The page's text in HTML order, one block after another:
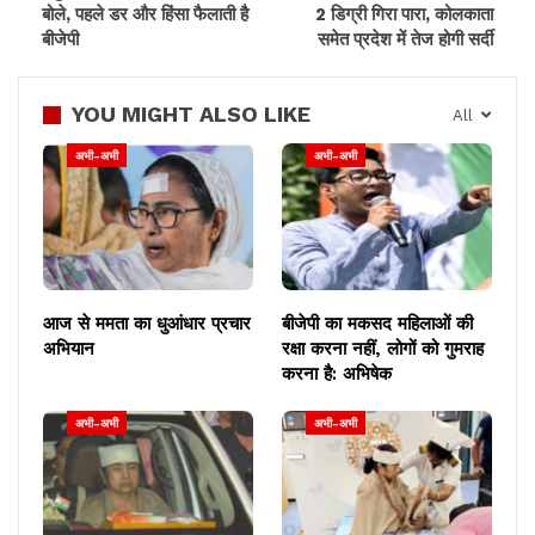
saddened by the extremely
unfortunate firing incident at
Mukroh, Meghalaya which took
away lives of 5 innocent civilians
and a forest guard from Assam.
My thoughts and prayers are with
their families in these difficult
times. (1/2)
(@abhishekaitc) November 22, 2022
बोले, पहले डर और हिंसा फैलाती है
बीजेपी
2 डिग्री गिरा पारा, कोलकाता
समेत प्रदेश में तेज होगी सर्दी
All
YOU MIGHT ALSO LIKE
अभी-अभी
आज से ममता का धुआंधार प्रचार
अभियान
अभी-अभी
बीजेपी का मकसद महिलाओं की
रक्षा करना नहीं, लोगों को गुमराह
करना है: अभिषेक
अभी-अभी अभी-अभी